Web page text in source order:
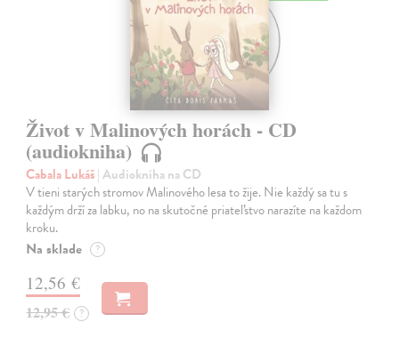
Život v Malinových horách - CD
(audiokniha)
Cabala Lukáš| Audiokniha na CD
V tieni starých stromov Malinového lesa to žije. Nie každý sa tu s
každým drží za labku, no na skutočné priateľstvo narazíte na každom
kroku.
Na sklade ?
12,56 €
12,95 € ?